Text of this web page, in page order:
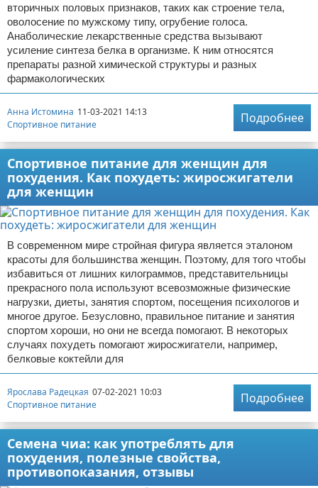
вторичных половых признаков, таких как строение тела,
оволосение по мужскому типу, огрубение голоса.
Анаболические лекарственные средства вызывают
усиление синтеза белка в организме. К ним относятся
препараты разной химической структуры и разных
фармакологических
Анна Истомина 11-03-2021 14:13
Спортивное питание
Подробнее
Спортивное питание для женщин для
похудения. Как похудеть: жиросжигатели
для женщин
В современном мире стройная фигура является эталоном
красоты для большинства женщин. Поэтому, для того чтобы
избавиться от лишних килограммов, представительницы
прекрасного пола используют всевозможные физические
нагрузки, диеты, занятия спортом, посещения психологов и
многое другое. Безусловно, правильное питание и занятия
спортом хороши, но они не всегда помогают. В некоторых
случаях похудеть помогают жиросжигатели, например,
белковые коктейли для
Ярослава Радецкая 07-02-2021 10:03
Спортивное питание
Подробнее
Семена чиа: как употреблять для
похудения, полезные свойства,
противопоказания, отзывы